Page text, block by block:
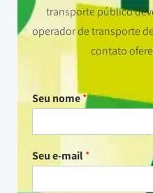
transporte público
operador de transporte
contato
Seu nome*
Seu e-mail*